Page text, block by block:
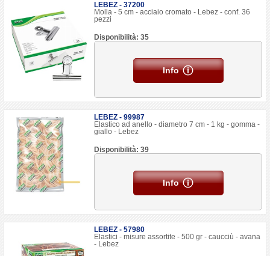
LEBEZ - 37200
Molla - 5 cm - acciaio cromato - Lebez - conf. 36
pezzi
Disponibilità: 35
Info
LEBEZ - 99987
Elastico ad anello - diametro 7 cm - 1 kg - gomma -
giallo - Lebez
Disponibilità: 39
Info
LEBEZ - 57980
Elastici - misure assortite - 500 gr - caucciù - avana
- Lebez